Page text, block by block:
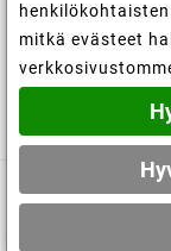
Tiedot
Tilisi
mitkä evästeet
© 2019 -